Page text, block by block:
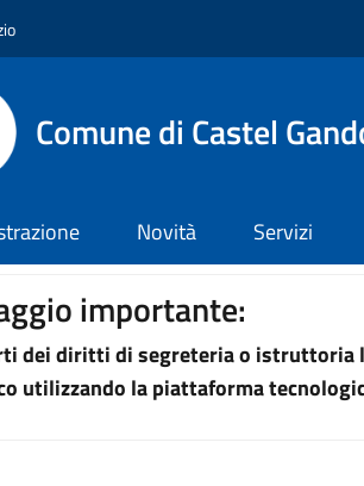
Comune di Castel
Novità Servizi
importante:
dei diritti di segreteria o istruttoria
utilizzando la piattaforma